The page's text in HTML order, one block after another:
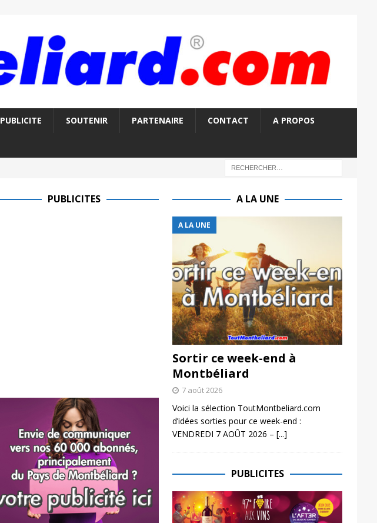
PUBLICITE SOUTENIR PARTENAIRE CONTACT A PROPOS
PUBLICITES A LA UNE
A LA UNE
Sortir ce week-end à
Montbéliard
7 août 2026
Voici la sélection ToutMontbeliard.com
d’idées sorties pour ce week-end :
VENDREDI 7 AOÛT 2026 – [...]
PUBLICITES